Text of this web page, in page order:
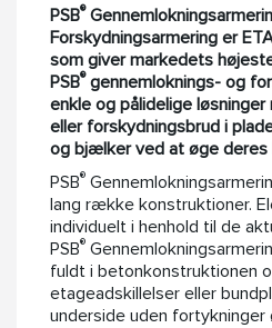
PSB®Gennemlokning
Forskydningsarmering er
som giver markedets
PSB®gennemloknings- og
enkle og pålidelige
eller forskydningsbrud i
og bjælker ved at øge
PSB®
lang række konstruktioner.
individuelt i henhold til de
PSB®
fuldt i betonkonstruktionen
etageadskillelser eller
underside uden fortykninger